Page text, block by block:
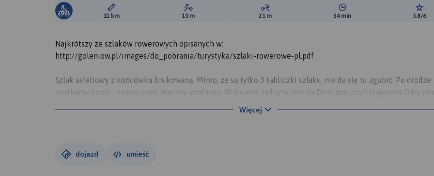
Długość trasy:
11 km Suma przewyższeń:
10 m Suma spadków:
21 m Średni czas potrzebny na
54 min 3.8/6
Najkrótszy ze szlaków rowerowych opisanych w:
http://goleniow.pl/images/do_pobrania/turystyka/szlaki-rowerowe-pl.pdf
Szlak asfaltowy z końcówką brukowaną. Mimo, że są tylko 3 tabliczki szlaku, nie da się tu zgubić. Po drodze
spotkamy koniki, krowy, dużo ptactwa wodnego. W Świętej ładny widok na Domiążę, czyli fragment Odry
także skrzyżowanie z BlueVelo. Po drodze, przed wsią Bolesławice po lewej (południowej) stronie drogi
Więcej
dojazd umieść